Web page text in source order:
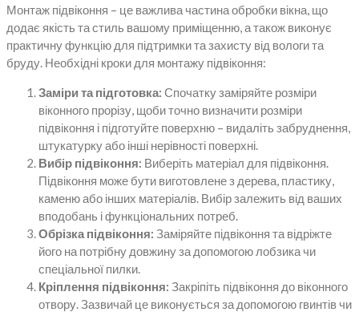
Монтаж підвіконня – це важлива частина обробки вікна, що
додає якість та стиль вашому приміщенню, а також виконує
практичну функцію для підтримки та захисту від вологи та
бруду. Необхідні кроки для монтажу підвіконня:
Заміри та підготовка: Спочатку заміряйте розміри
віконного прорізу, щоби точно визначити розміри
підвіконня і підготуйте поверхню – видаліть забруднення,
штукатурку або інші нерівності поверхні.
Вибір підвіконня: Виберіть матеріал для підвіконня.
Підвіконня може бути виготовлене з дерева, пластику,
каменю або інших матеріалів. Вибір залежить від ваших
вподобань і функціональних потреб.
Обрізка підвіконня: Заміряйте підвіконня та відріжте
його на потрібну довжину за допомогою лобзика чи
спеціальної пилки.
Кріплення підвіконня: Закріпіть підвіконня до віконного
отвору. Зазвичай це виконується за допомогою гвинтів чи